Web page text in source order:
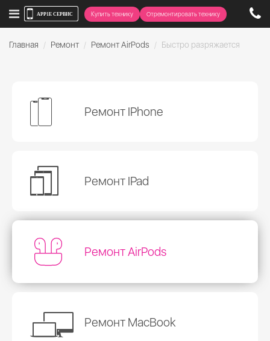
Купить технику Отремонтировать технику
Главная Ремонт Ремонт AirPods Быстро разряжается
Ремонт IPhone
Ремонт IPad
Ремонт AirPods
Ремонт MacBook